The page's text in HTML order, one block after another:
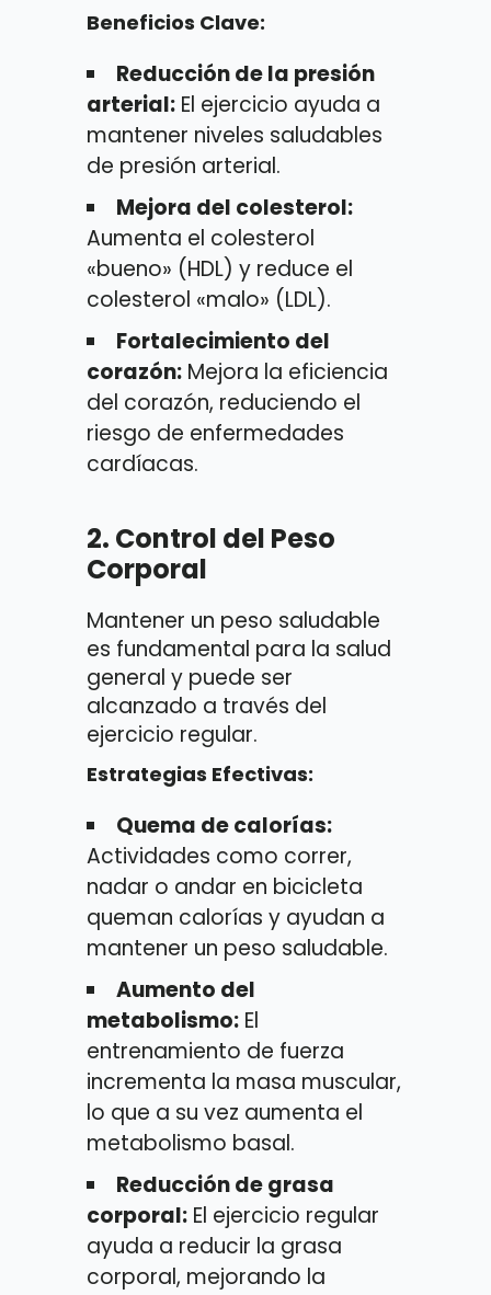
Beneficios Clave:
Reducción de la presión
arterial: El ejercicio ayuda a
mantener niveles saludables
de presión arterial.
Mejora del colesterol:
Aumenta el colesterol
«bueno» (HDL) y reduce el
colesterol «malo» (LDL).
Fortalecimiento del
corazón: Mejora la eficiencia
del corazón, reduciendo el
riesgo de enfermedades
cardíacas.
2. Control del Peso
Corporal
Mantener un peso saludable
es fundamental para la salud
general y puede ser
alcanzado a través del
ejercicio regular.
Estrategias Efectivas:
Quema de calorías:
Actividades como correr,
nadar o andar en bicicleta
queman calorías y ayudan a
mantener un peso saludable.
Aumento del
metabolismo: El
entrenamiento de fuerza
incrementa la masa muscular,
lo que a su vez aumenta el
metabolismo basal.
Reducción de grasa
corporal: El ejercicio regular
ayuda a reducir la grasa
corporal, mejorando la